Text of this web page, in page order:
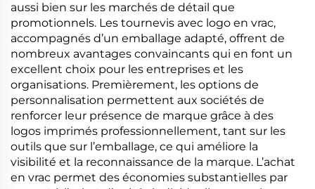
aussi bien sur les marchés de détail que
promotionnels. Les tournevis avec logo en vrac,
accompagnés d’un emballage adapté, offrent de
nombreux avantages convaincants qui en font un
excellent choix pour les entreprises et les
organisations. Premièrement, les options de
personnalisation permettent aux sociétés de
renforcer leur présence de marque grâce à des
logos imprimés professionnellement, tant sur les
outils que sur l’emballage, ce qui améliore la
visibilité et la reconnaissance de la marque. L’achat
en vrac permet des économies substantielles par